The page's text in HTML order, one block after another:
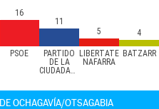
PSOE
PARTIDO
DE LA
CIUDADANÍA
LIBERTATE
NAFARRA
BATZARR
16
11
5
4
OCHAGAVÍA/OTSAGABIA